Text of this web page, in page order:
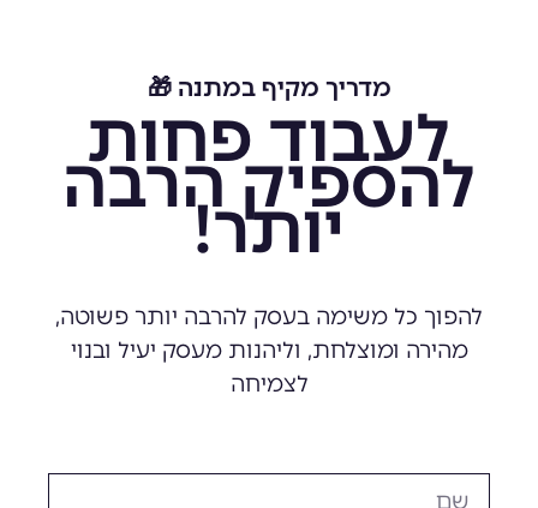
מדריך מקיף במתנה 🎁​
לעבוד פחות
להספיק הרבה
יותר!
להפוך כל משימה בעסק להרבה יותר פשוטה,
מהירה ומוצלחת, וליהנות מעסק יעיל ובנוי
לצמיחה
שם